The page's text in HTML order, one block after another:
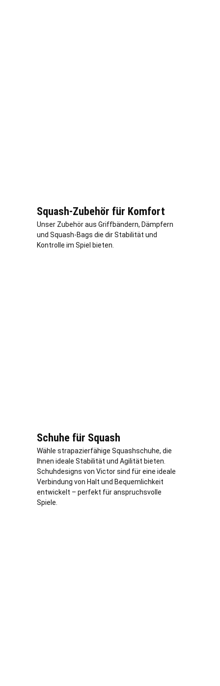
Squash-Zubehör für Komfort
Unser Zubehör aus Griffbändern, Dämpfern
und Squash-Bags die dir Stabilität und
Kontrolle im Spiel bieten.
Schuhe für Squash
Wähle strapazierfähige Squashschuhe, die
Ihnen ideale Stabilität und Agilität bieten.
Schuhdesigns von Victor sind für eine ideale
Verbindung von Halt und Bequemlichkeit
entwickelt – perfekt für anspruchsvolle
Spiele.